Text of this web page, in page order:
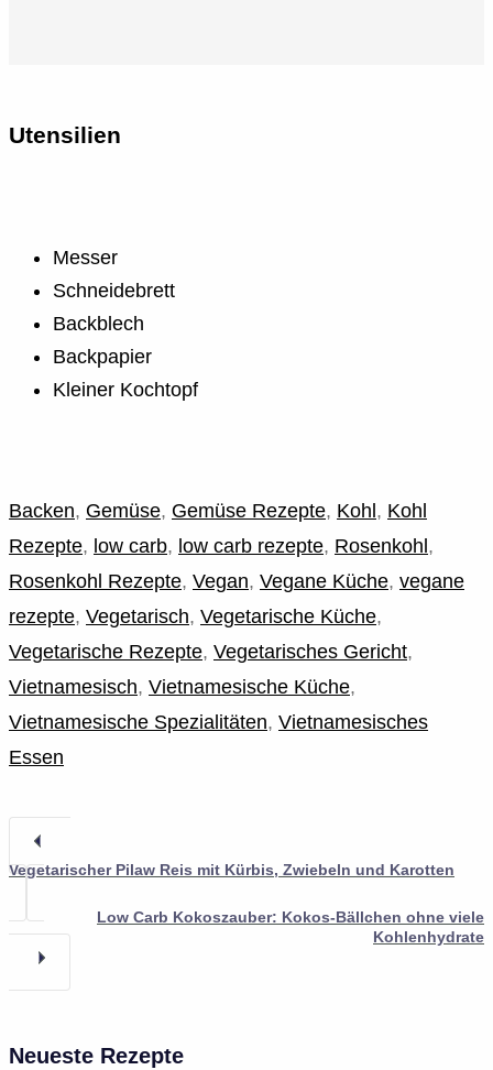
Utensilien
Messer
Schneidebrett
Backblech
Backpapier
Kleiner Kochtopf
Backen, Gemüse, Gemüse Rezepte, Kohl , Kohl
Rezepte, low carb, low carb rezepte, Rosenkohl ,
Rosenkohl Rezepte, Vegan, Vegane Küche, vegane
rezepte, Vegetarisch, Vegetarische Küche,
Vegetarische Rezepte, Vegetarisches Gericht,
Vietnamesisch, Vietnamesische Küche,
Vietnamesische Spezialitäten, Vietnamesisches
Essen
Vegetarischer Pilaw Reis mit Kürbis, Zwiebeln und Karotten
Low Carb Kokoszauber: Kokos-Bällchen ohne viele
Kohlenhydrate
Neueste Rezepte